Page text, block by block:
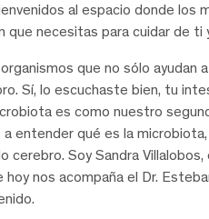
al espacio donde los
necesitas para cuidar de ti
que no sólo ayudan
Sí, lo escuchaste bien, tu
es como nuestro
entender qué es la
Soy Sandra
nos acompaña el Dr.